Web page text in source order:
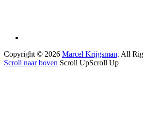
Copyright © 2026 Marcel Krijgsman. All
Scroll naar boven Scroll UpScroll Up